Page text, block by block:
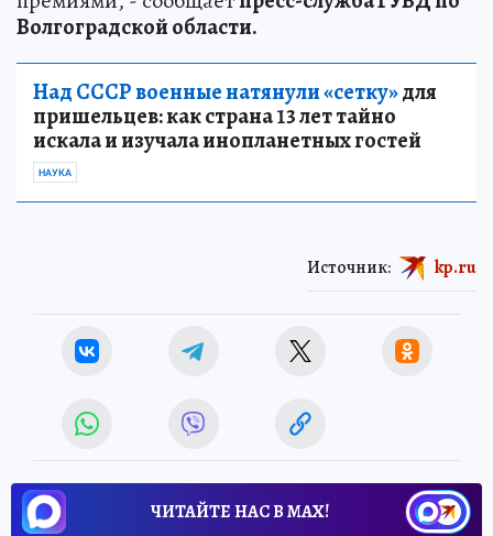
Волгоградской области.
Над СССР военные натянули «сетку»для
пришельцев: как страна 13 лет тайно
искала и изучала инопланетных гостей
НАУКА
Источник: kp.ru
ЧИТАЙТЕ НАС В МАХ!